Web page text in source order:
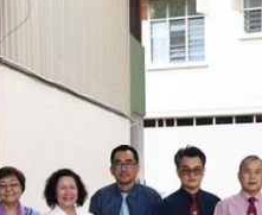
歷史性突破 總統強調將以3
且不疊加 我輸美2072項產品豁
自由世界 需要台灣，團結合作方